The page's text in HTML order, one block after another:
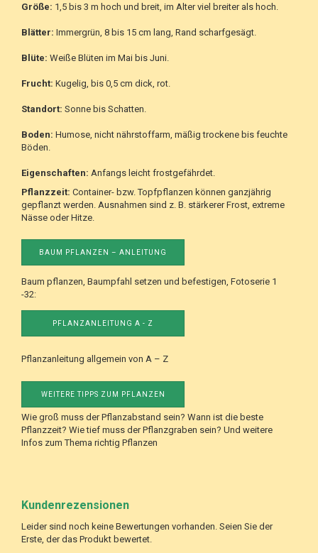
Größe: 1,5 bis 3 m hoch und breit, im Alter viel breiter als hoch.
Blätter: Immergrün, 8 bis 15 cm lang, Rand scharfgesägt.
Blüte: Weiße Blüten im Mai bis Juni.
Frucht: Kugelig, bis 0,5 cm dick, rot.
Standort: Sonne bis Schatten.
Boden: Humose, nicht nährstoffarm, mäßig trockene bis feuchte
Böden.
Eigenschaften: Anfangs leicht frostgefährdet.
Pflanzzeit: Container- bzw. Topfpflanzen können ganzjährig
gepflanzt werden. Ausnahmen sind z. B. stärkerer Frost, extreme
Nässe oder Hitze.
BAUM PFLANZEN – ANLEITUNG
Baum pflanzen, Baumpfahl setzen und befestigen, Fotoserie 1
-32:
PFLANZANLEITUNG A - Z
Pflanzanleitung allgemein von A – Z
WEITERE TIPPS ZUM PFLANZEN
Wie groß muss der Pflanzabstand sein? Wann ist die beste
Pflanzzeit? Wie tief muss der Pflanzgraben sein? Und weitere
Infos zum Thema richtig Pflanzen
Kundenrezensionen
Leider sind noch keine Bewertungen vorhanden. Seien Sie der
Erste, der das Produkt bewertet.